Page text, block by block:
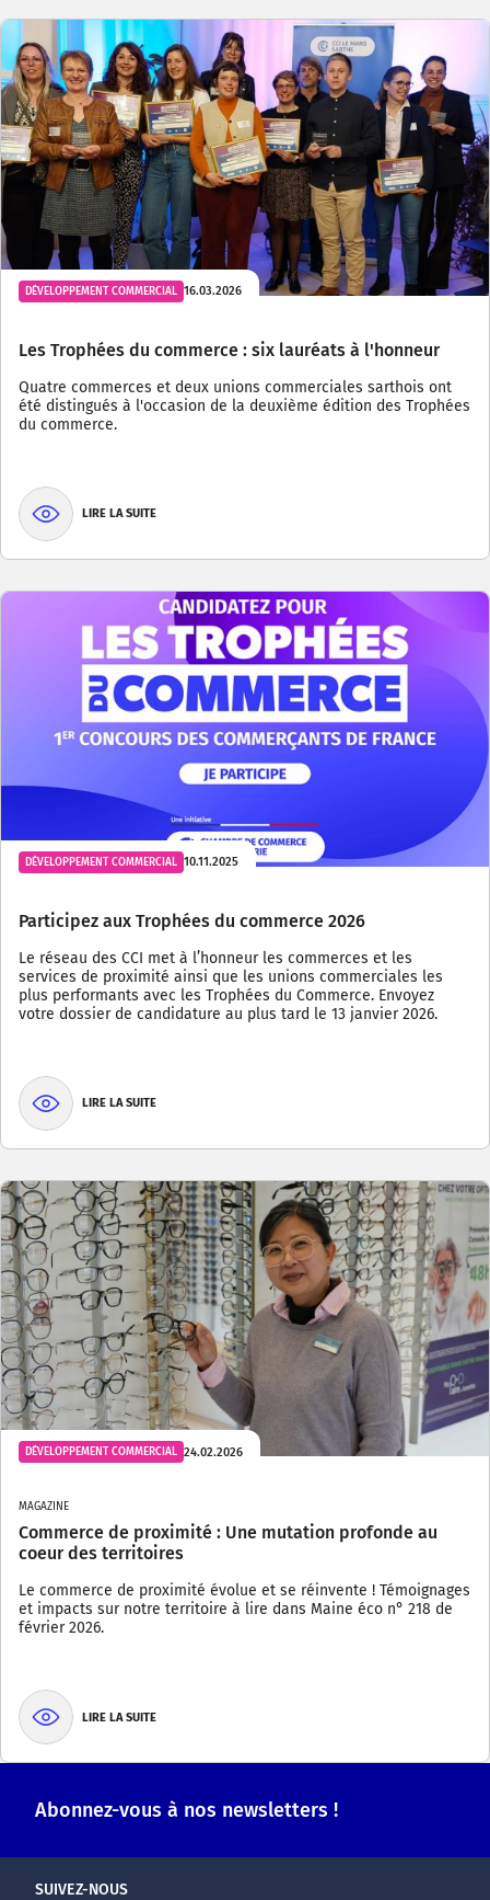
DÉVELOPPEMENT COMMERCIAL 16.03.2026
Les Trophées du commerce : six lauréats à l'honneur
Quatre commerces et deux unions commerciales sarthois ont
été distingués à l'occasion de la deuxième édition des Trophées
du commerce.
LIRE LA SUITE
DÉVELOPPEMENT COMMERCIAL 10.11.2025
Participez aux Trophées du commerce 2026
Le réseau des CCI met à l’honneur les commerces et les
services de proximité ainsi que les unions commerciales les
plus performants avec les Trophées du Commerce. Envoyez
votre dossier de candidature au plus tard le 13 janvier 2026.
LIRE LA SUITE
DÉVELOPPEMENT COMMERCIAL 24.02.2026
MAGAZINE
Commerce de proximité : Une mutation profonde au
coeur des territoires
Le commerce de proximité évolue et se réinvente ! Témoignages
et impacts sur notre territoire à lire dans Maine éco n° 218 de
février 2026.
LIRE LA SUITE
Abonnez-vous à nos newsletters !
SUIVEZ-NOUS